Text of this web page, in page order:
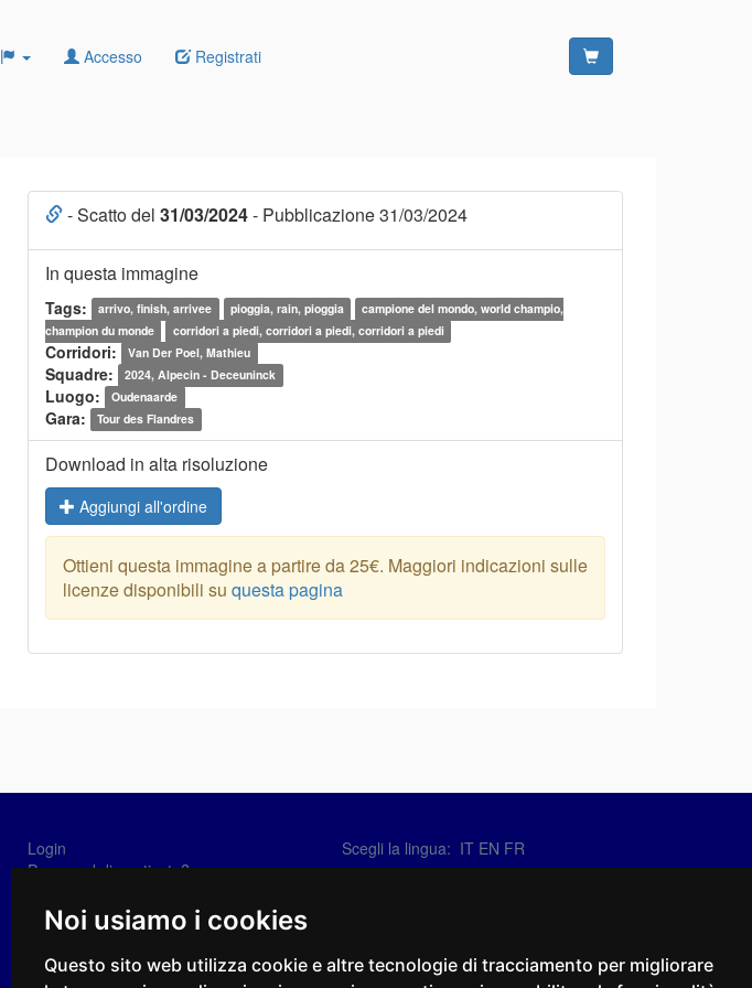
Noi usiamo i cookies
Questo sito web utilizza cookie e altre tecnologie di tracciamento per migliorare
Accesso Registrati
- Scatto del 31/03/2024- Pubblicazione 31/03/2024
In questa immagine
Tags: arrivo, finish, arrivee pioggia, rain, pioggia
campione del mondo, world champio,
champion du monde
corridori a piedi, corridori a piedi, corridori a piedi
Corridori: Van Der Poel, Mathieu
Squadre: 2024, Alpecin - Deceuninck
Luogo: Oudenaarde
Gara: Tour des Flandres
Download in alta risoluzione
Aggiungi all'ordine
Ottieni questa immagine a partire da 25€. Maggiori indicazioni sulle
licenze disponibili su questa pagina
Login
Password dimenticata?
Scegli la lingua: IT EN FR
Social